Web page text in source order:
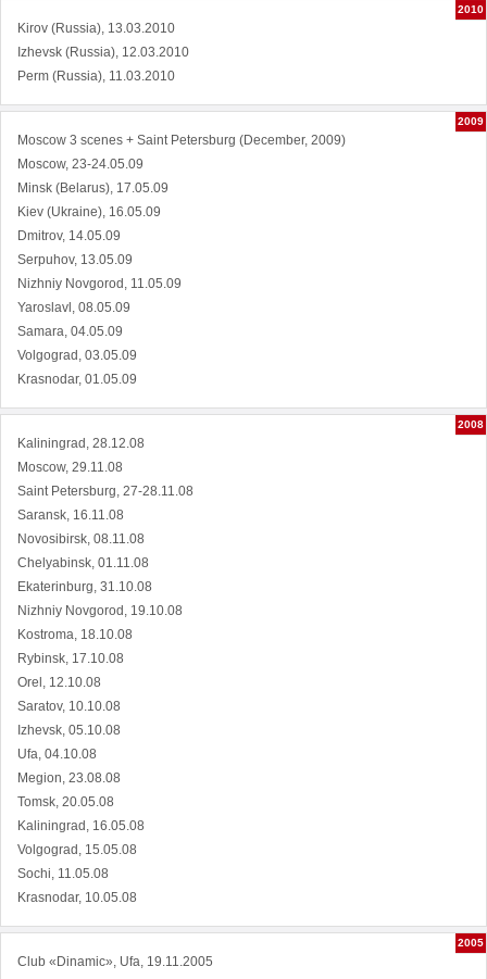
2010
Kirov (Russia), 13.03.2010
Izhevsk (Russia), 12.03.2010
Perm (Russia), 11.03.2010
2009
Moscow 3 scenes + Saint Petersburg (December, 2009)
Moscow, 23-24.05.09
Minsk (Belarus), 17.05.09
Kiev (Ukraine), 16.05.09
Dmitrov, 14.05.09
Serpuhov, 13.05.09
Nizhniy Novgorod, 11.05.09
Yaroslavl, 08.05.09
Samara, 04.05.09
Volgograd, 03.05.09
Krasnodar, 01.05.09
2008
Kaliningrad, 28.12.08
Moscow, 29.11.08
Saint Petersburg, 27-28.11.08
Saransk, 16.11.08
Novosibirsk, 08.11.08
Chelyabinsk, 01.11.08
Ekaterinburg, 31.10.08
Nizhniy Novgorod, 19.10.08
Kostroma, 18.10.08
Rybinsk, 17.10.08
Orel, 12.10.08
Saratov, 10.10.08
Izhevsk, 05.10.08
Ufa, 04.10.08
Megion, 23.08.08
Tomsk, 20.05.08
Kaliningrad, 16.05.08
Volgograd, 15.05.08
Sochi, 11.05.08
Krasnodar, 10.05.08
2005
Club «Dinamic», Ufa, 19.11.2005